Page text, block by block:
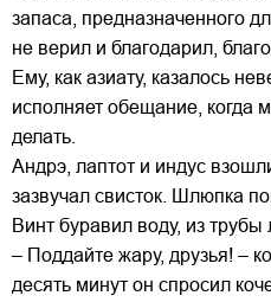
запаса, предназначенного
не верил и благодарил,
Ему, как азиату, казалось
исполняет обещание, когда
делать.
Андрэ, лаптот и индус
зазвучал свисток. Шлюпка
Винт буравил воду, из трубы
– Поддайте жару, друзья! –
десять минут он спросил